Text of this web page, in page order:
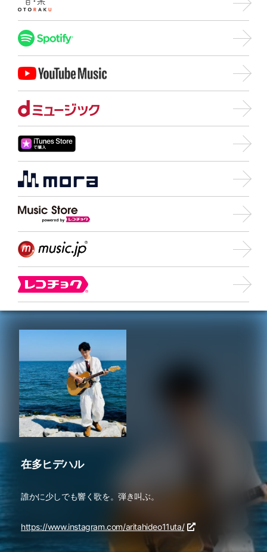
在多ヒデハル
誰かに少しでも響く歌を。弾き叫ぶ。
https://www.instagram.com/aritahideo11uta/